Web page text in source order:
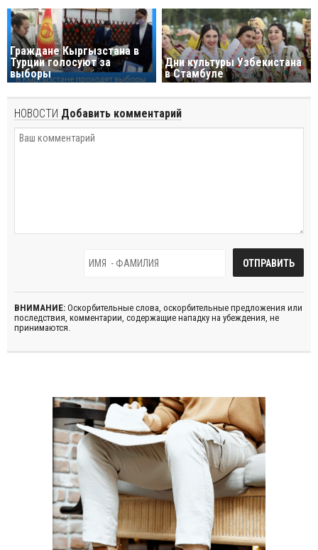
Граждане Кыргызстана в
Турции голосуют за
выборы
Дни культуры Узбекистана
в Стамбуле
НОВОСТИ Добавить комментарий
ВНИМАНИЕ: Оскорбительные слова, оскорбительные предложения или
последствия, комментарии, содержащие нападку на убеждения, не
принимаются.